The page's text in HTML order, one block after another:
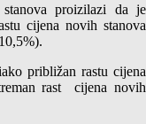
proizilazi da je
cijena novih stanova
približan rastu cijena
rast cijena novih